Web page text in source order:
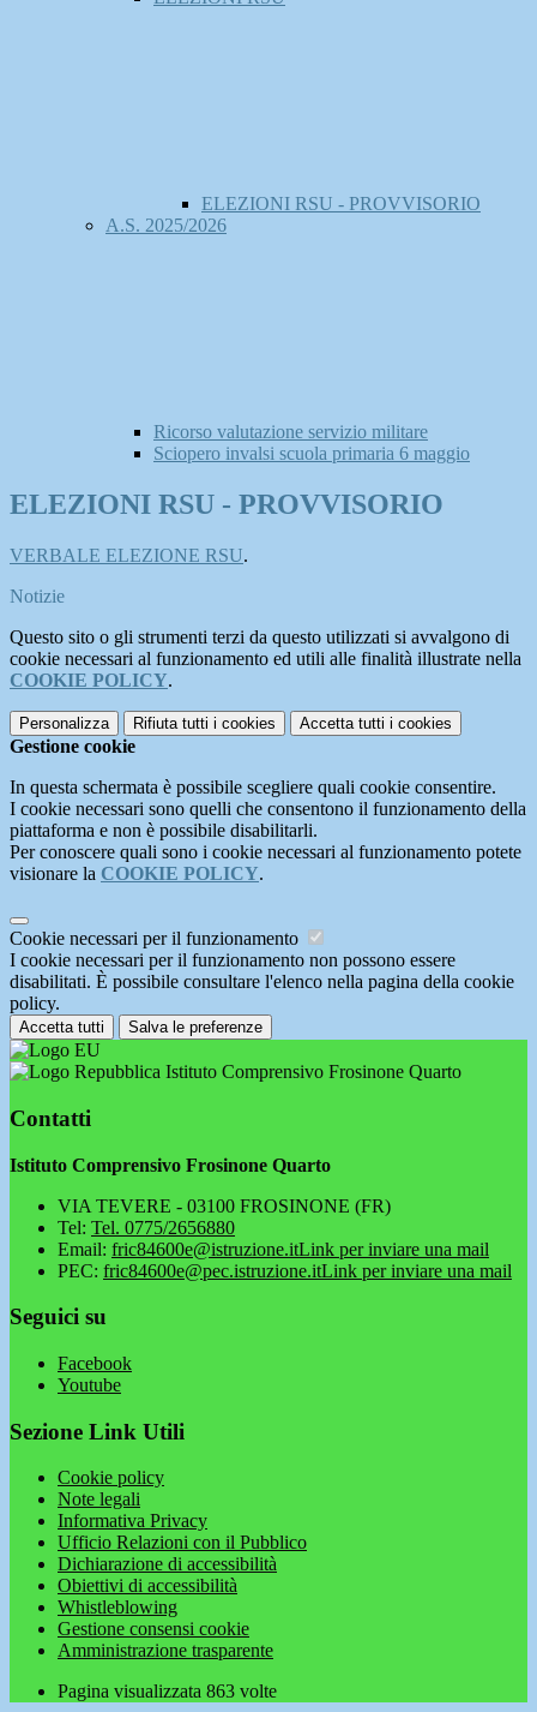
ELEZIONI RSU - PROVVISORIO
A.S. 2025/2026
Ricorso valutazione servizio militare
Sciopero invalsi scuola primaria 6 maggio
ELEZIONI RSU - PROVVISORIO
VERBALE ELEZIONE RSU.
Notizie
Questo sito o gli strumenti terzi da questo utilizzati si avvalgono di
cookie necessari al funzionamento ed utili alle finalità illustrate nella
COOKIE POLICY.
Personalizza Rifiuta tutti i cookies Accetta tutti i cookies
Gestione cookie
In questa schermata è possibile scegliere quali cookie consentire.
I cookie necessari sono quelli che consentono il funzionamento della
piattaforma e non è possibile disabilitarli.
Per conoscere quali sono i cookie necessari al funzionamento potete
visionare la COOKIE POLICY.
Cookie necessari per il funzionamento
I cookie necessari per il funzionamento non possono essere
disabilitati. È possibile consultare l'elenco nella pagina della cookie
policy.
Accetta tutti Salva le preferenze
Istituto Comprensivo Frosinone Quarto
Contatti
Istituto Comprensivo Frosinone Quarto
VIA TEVERE - 03100 FROSINONE (FR)
Tel: Tel. 0775/2656880
Email: fric84600e@istruzione.itLink per inviare una mail
PEC: fric84600e@pec.istruzione.itLink per inviare una mail
Seguici su
Facebook
Youtube
Sezione Link Utili
Cookie policy
Note legali
Informativa Privacy
Ufficio Relazioni con il Pubblico
Dichiarazione di accessibilità
Obiettivi di accessibilità
Whistleblowing
Gestione consensi cookie
Amministrazione trasparente
Pagina visualizzata 863 volte